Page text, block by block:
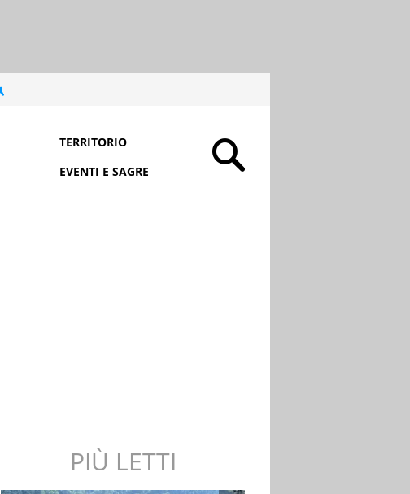
TERRITORIO
EVENTI E SAGRE
PIÙ LETTI